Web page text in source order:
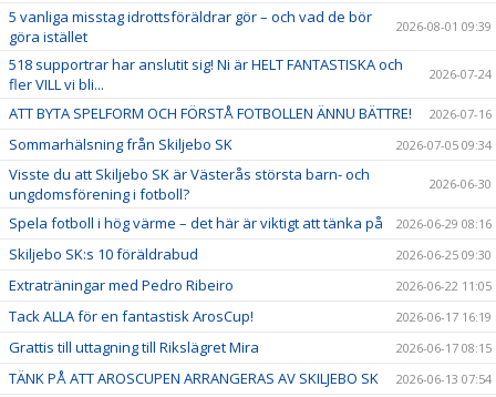
5 vanliga misstag idrottsföräldrar gör – och vad de bör
göra istället
2026-08-01 09:39
518 supportrar har anslutit sig! Ni är HELT FANTASTISKA och
fler VILL vi bli...
2026-07-24
ATT BYTA SPELFORM OCH FÖRSTÅ FOTBOLLEN ÄNNU BÄTTRE! 2026-07-16
Sommarhälsning från Skiljebo SK 2026-07-05 09:34
Visste du att Skiljebo SK är Västerås största barn- och
ungdomsförening i fotboll?
2026-06-30
Spela fotboll i hög värme – det här är viktigt att tänka på 2026-06-29 08:16
Skiljebo SK:s 10 föräldrabud 2026-06-25 09:30
Extraträningar med Pedro Ribeiro 2026-06-22 11:05
Tack ALLA för en fantastisk ArosCup! 2026-06-17 16:19
Grattis till uttagning till Rikslägret Mira 2026-06-17 08:15
TÄNK PÅ ATT AROSCUPEN ARRANGERAS AV SKILJEBO SK 2026-06-13 07:54